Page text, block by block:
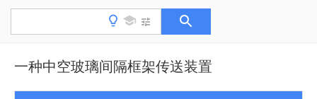
一种中空玻璃间隔框架传送装置